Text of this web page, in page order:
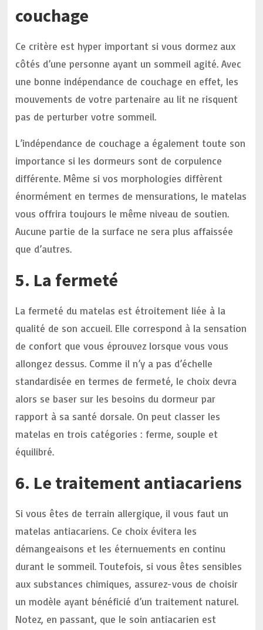
couchage
Ce critère est hyper important si vous dormez aux
côtés d’une personne ayant un sommeil agité. Avec
une bonne indépendance de couchage en effet, les
mouvements de votre partenaire au lit ne risquent
pas de perturber votre sommeil.
L’indépendance de couchage a également toute son
importance si les dormeurs sont de corpulence
différente. Même si vos morphologies diffèrent
énormément en termes de mensurations, le matelas
vous offrira toujours le même niveau de soutien.
Aucune partie de la surface ne sera plus affaissée
que d’autres.
5. La fermeté
La fermeté du matelas est étroitement liée à la
qualité de son accueil. Elle correspond à la sensation
de confort que vous éprouvez lorsque vous vous
allongez dessus. Comme il n’y a pas d’échelle
standardisée en termes de fermeté, le choix devra
alors se baser sur les besoins du dormeur par
rapport à sa santé dorsale. On peut classer les
matelas en trois catégories : ferme, souple et
équilibré.
6. Le traitement antiacariens
Si vous êtes de terrain allergique, il vous faut un
matelas antiacariens. Ce choix évitera les
démangeaisons et les éternuements en continu
durant le sommeil. Toutefois, si vous êtes sensibles
aux substances chimiques, assurez-vous de choisir
un modèle ayant bénéficié d’un traitement naturel.
Notez, en passant, que le soin antiacarien est